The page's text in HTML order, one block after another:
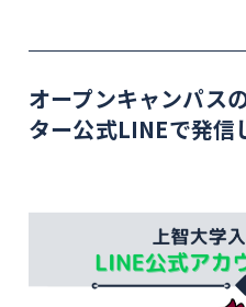
オープンキャンパス
ター公式LINEで発信